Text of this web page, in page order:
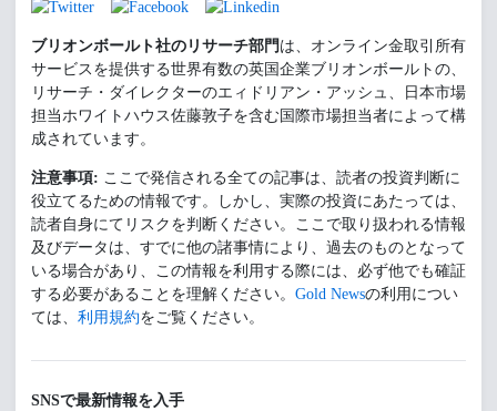
ブリオンボールト社のリサーチ部門 は、オンライン金取引所有
サービスを提供する世界有数の英国企業ブリオンボールトの、
リサーチ・ダイレクターのエィドリアン・アッシュ、日本市場
担当ホワイトハウス佐藤敦子を含む国際市場担当者によって構
成されています。
注意事項: ここで発信される全ての記事は、読者の投資判断に
役立てるための情報です。しかし、実際の投資にあたっては、
読者自身にてリスクを判断ください。ここで取り扱われる情報
及びデータは、すでに他の諸事情により、過去のものとなって
いる場合があり、この情報を利用する際には、必ず他でも確証
する必要があることを理解ください。 Gold Newsの利用につい
ては、 利用規約をご覧ください。
SNSで最新情報を入手